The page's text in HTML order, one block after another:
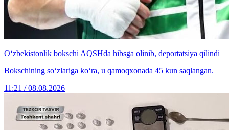
O‘zbekistonlik bokschi AQSHda hibsga olinib, deportatsiya qilindi
Bokschining so‘zlariga ko‘ra, u qamoqxonada 45 kun saqlangan.
11:21 / 08.08.2026